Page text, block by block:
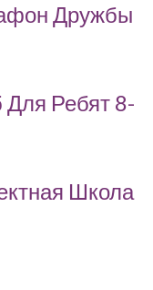
Дружбы
Для Ребят 8-
Школа